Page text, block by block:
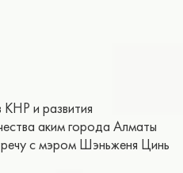
и развития
аким города Алматы
с мэром Шэньженя Цинь